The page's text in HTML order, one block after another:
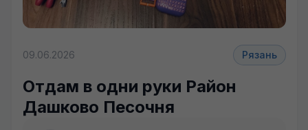
09.06.2026 Рязань
Отдам в одни руки Район
Дашково Песочня